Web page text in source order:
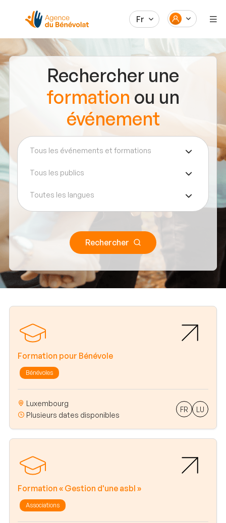
Fr
Rechercher une
formation ou un
événement
Tous les événements et formations
Tous les publics
Toutes les langues
Rechercher
Formation pour Bénévole
Bénévoles
Luxembourg
Plusieurs dates disponibles
FR LU
Formation « Gestion d'une asbl »
Associations